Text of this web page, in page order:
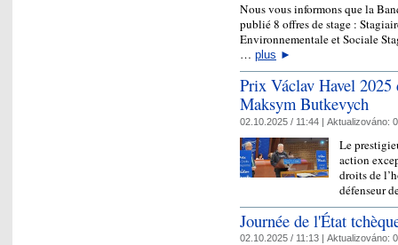
Nous vous informons que la
publié 8 offres de stage :
Environnementale et Sociale
… plus ►
Prix Václav Havel
Maksym Butkevych
02.10.2025 / 11:44 | Aktualizováno:
Le
action
droits de
défenseur
Journée de l'État
02.10.2025 / 11:13 | Aktualizováno: